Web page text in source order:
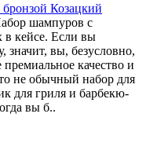
Козацкий
шампуров с
кейсе. Если вы
значит, вы, безусловно,
качество и
не обычный набор для
для гриля и барбекю-
вы б..